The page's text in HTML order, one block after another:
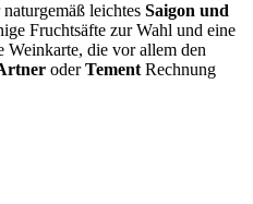
leichtes Saigon und
Fruchtsäfte zur Wahl und eine
Weinkarte, die vor allem den
oderTement Rechnung